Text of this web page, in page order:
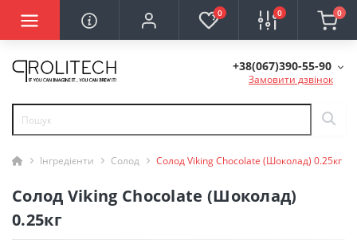
0 0 0
+38(067)390-55-90
Замовити дзвінок
Інгредієнти Солод Солод Viking Chocolate (Шоколад) 0.25кг
Солод Viking Chocolate (Шоколад)
0.25кг